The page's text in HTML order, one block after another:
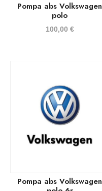
Pompa abs Volkswagen
polo
100,00 €
Pompa abs Volkswagen